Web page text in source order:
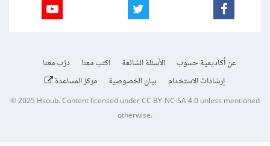
عن أكاديمية حسوب الأسئلة الشائعة اكتب معنا
درّب معنا
إرشادات الاستخدام
بيان الخصوصية مركز المساعدة
© 2025Hsoub.Content licensed underCC BY-NC-SA 4.0unless mentioned
otherwise.